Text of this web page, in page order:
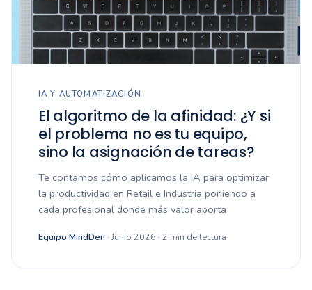
IA Y AUTOMATIZACIÓN
El algoritmo de la afinidad: ¿Y si
el problema no es tu equipo,
sino la asignación de tareas?
Te contamos cómo aplicamos la IA para optimizar
la productividad en Retail e Industria poniendo a
cada profesional donde más valor aporta
Equipo MindDen · Junio 2026 · 2 min de lectura